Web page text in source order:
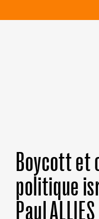
Boycott et
politique
Paul ALLIES